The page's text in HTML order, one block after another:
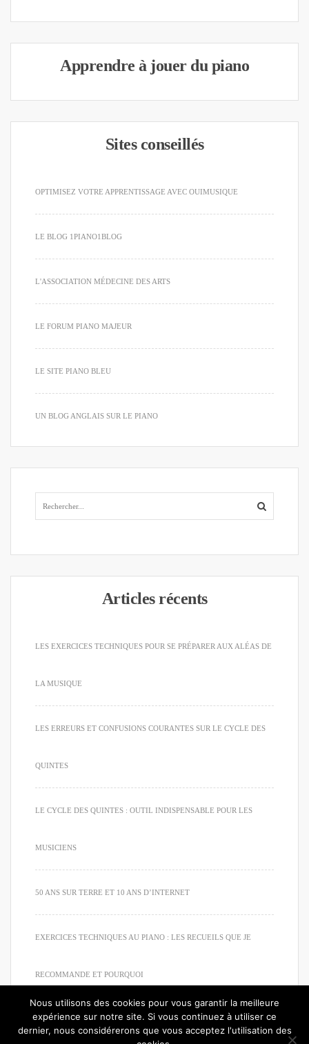
Apprendre à jouer du piano
Sites conseillés
OPTIMISEZ VOTRE APPRENTISSAGE AVEC OUIMUSIQUE
LE BLOG 1PIANO1BLOG
L'ASSOCIATION MÉDECINE DES ARTS
LE FORUM PIANO MAJEUR
LE SITE PIANO BLEU
UN BLOG ANGLAIS SUR LE PIANO
Articles récents
LES EXERCICES TECHNIQUES POUR SE PRÉPARER AUX ALÉAS DE
LA MUSIQUE
LES ERREURS ET CONFUSIONS COURANTES SUR LE CYCLE DES
QUINTES
LE CYCLE DES QUINTES : OUTIL INDISPENSABLE POUR LES
MUSICIENS
50 ANS SUR TERRE ET 10 ANS D’INTERNET
EXERCICES TECHNIQUES AU PIANO : LES RECUEILS QUE JE
RECOMMANDE ET POURQUOI
Nous utilisons des cookies pour vous garantir la meilleure
expérience sur notre site. Si vous continuez à utiliser ce
dernier, nous considérerons que vous acceptez l'utilisation des